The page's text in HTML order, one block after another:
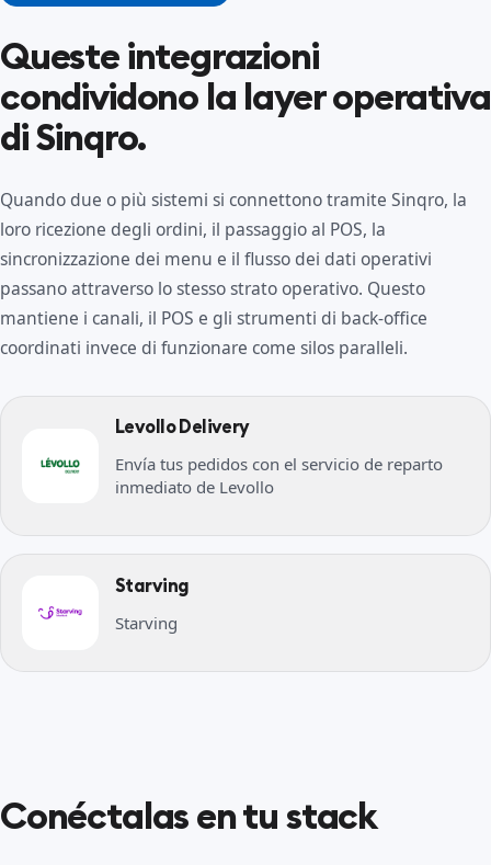
Queste integrazioni
condividono la layer operativa
di Sinqro.
Quando due o più sistemi si connettono tramite Sinqro, la
loro ricezione degli ordini, il passaggio al POS, la
sincronizzazione dei menu e il flusso dei dati operativi
passano attraverso lo stesso strato operativo. Questo
mantiene i canali, il POS e gli strumenti di back-office
coordinati invece di funzionare come silos paralleli.
Levollo Delivery
Envía tus pedidos con el servicio de reparto
inmediato de Levollo
Starving
Starving
Conéctalas en tu stack